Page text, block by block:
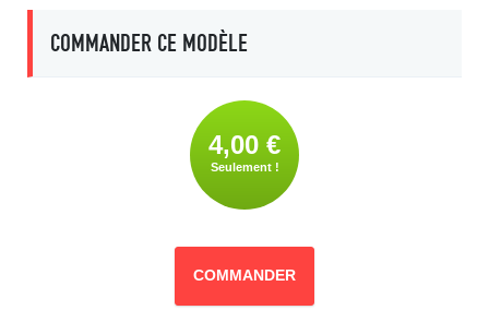
COMMANDER CE MODÈLE
4,00 €
Seulement !
COMMANDER